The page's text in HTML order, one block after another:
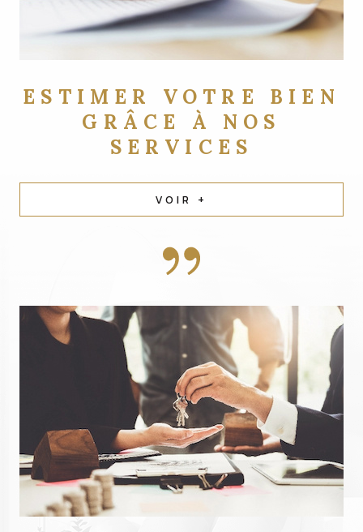
ESTIMER VOTRE BIEN
GRÂCE À NOS
SERVICES
VOIR +